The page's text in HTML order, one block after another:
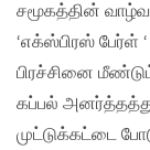
சமூகத்தின்
‘எக்ஸ்பிரஸ்
பிரச்சினை
கப்பல்
முட்டுக்கட்டை